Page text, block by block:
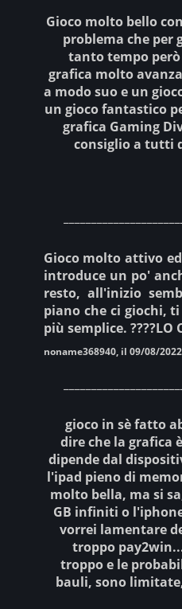
Gioco molto bello
problema che per
tanto tempo
grafica molto
a modo suo e un
un gioco fantastico
grafica Gaming
consiglio a tutti
Gioco molto attivo
introduce un po'
resto, all'inizio
piano che ci giochi,
più semplice. ????LO
noname368940, il 09/08/2022
gioco in sè fatto
dire che la grafica
dipende dal
l'ipad pieno di
molto bella, ma si
GB infiniti o
vorrei lamentare
troppo
troppo e le
bauli, sono